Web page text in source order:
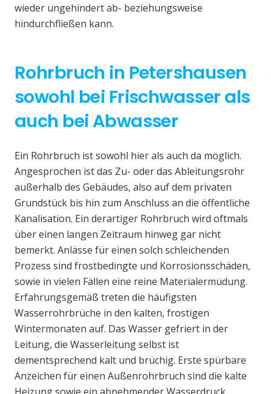
wieder ungehindert ab- beziehungsweise
hindurchfließen kann.
Rohrbruch in Petershausen
sowohl bei Frischwasser als
auch bei Abwasser
Ein Rohrbruch ist sowohl hier als auch da möglich.
Angesprochen ist das Zu- oder das Ableitungsrohr
außerhalb des Gebäudes, also auf dem privaten
Grundstück bis hin zum Anschluss an die öffentliche
Kanalisation. Ein derartiger Rohrbruch wird oftmals
über einen langen Zeitraum hinweg gar nicht
bemerkt. Anlässe für einen solch schleichenden
Prozess sind frostbedingte und Korrosionsschäden,
sowie in vielen Fällen eine reine Materialermüdung.
Erfahrungsgemäß treten die häufigsten
Wasserrohrbrüche in den kalten, frostigen
Wintermonaten auf. Das Wasser gefriert in der
Leitung, die Wasserleitung selbst ist
dementsprechend kalt und brüchig. Erste spürbare
Anzeichen für einen Außenrohrbruch sind die kalte